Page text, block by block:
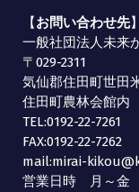
【お問い合わせ先】
一般社団法人未
〒029-2311
気仙郡住田町世田
住田町農林会館内
TEL:0192-22-7261
FAX:0192-22-7262
mail:mirai-
営業日時 月～金